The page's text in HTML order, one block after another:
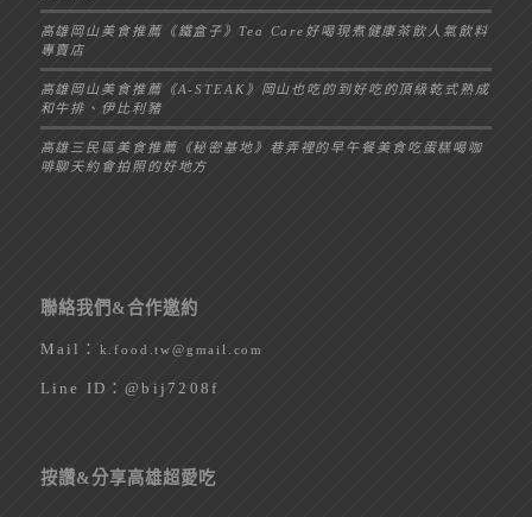
高雄岡山美食推薦《鐵盒子》Tea Care好喝現煮健康茶飲人氣飲料
專賣店
高雄岡山美食推薦《A-STEAK》岡山也吃的到好吃的頂級乾式熟成
和牛排、伊比利豬
高雄三民區美食推薦《秘密基地》巷弄裡的早午餐美食吃蛋糕喝咖
啡聊天約會拍照的好地方
聯絡我們&合作邀約
Mail： k.food.tw@gmail.com
Line ID：@bij7208f
按讚&分享高雄超愛吃